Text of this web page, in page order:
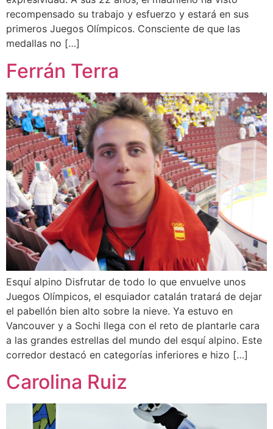
recompensado su trabajo y esfuerzo y estará en sus
primeros Juegos Olímpicos. Consciente de que las
medallas no […]
Ferrán Terra
Esquí alpino Disfrutar de todo lo que envuelve unos
Juegos Olímpicos, el esquiador catalán tratará de dejar
el pabellón bien alto sobre la nieve. Ya estuvo en
Vancouver y a Sochi llega con el reto de plantarle cara
a las grandes estrellas del mundo del esquí alpino. Este
corredor destacó en categorías inferiores e hizo […]
Carolina Ruiz